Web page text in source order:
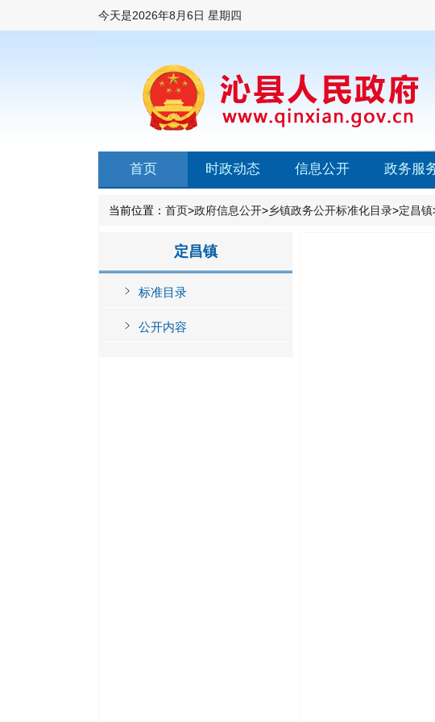
今天是2026年8月6日 星期四
首页 时政动态 信息公开 政务服
当前位置： 首页>政府信息公开>乡镇政务公开标准化目录>定昌镇
定昌镇
标准目录
公开内容